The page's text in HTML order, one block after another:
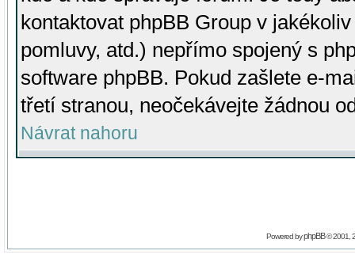
kontaktovat phpBB Group v
pomluvy, atd.) nepřímo spojený s
software phpBB. Pokud zašlete e-
třetí stranou, neočekávejte žádnou
Návrat nahoru
Powered byphpBB© 2001,